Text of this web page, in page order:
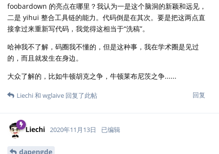
foobardown 的亮点在哪里？我认为一是这个脑洞的新颖和远见，
二是 yihui 整合工具链的能力。代码倒是在其次。要是把这两点直
接拿过来重新写代码，我觉得这相当于“洗稿”。
哈神我不了解，码圈我不懂的，但是这种事，我在学术圈是见过
的，而且就发生在身边。
大众了解的，比如牛顿胡克之争，牛顿莱布尼茨之争......
回复
Liechi和 wglaive 回复了此帖
Liechi 2020年11月13日 已编辑
dapengde